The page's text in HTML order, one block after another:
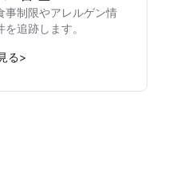
事制限やアレルゲン情
追跡します。
る>